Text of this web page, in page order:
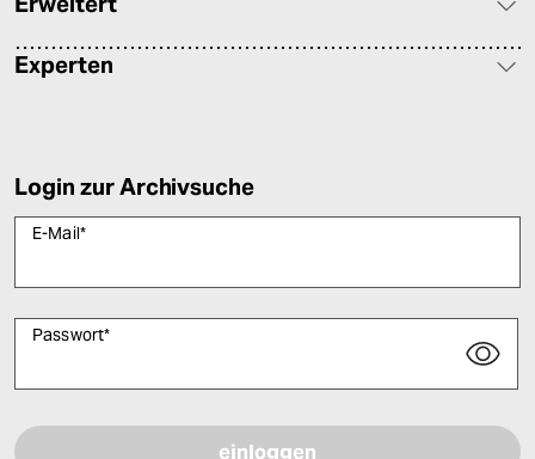
Experten
Login zur Archivsuche
E-Mail*
Passwort*